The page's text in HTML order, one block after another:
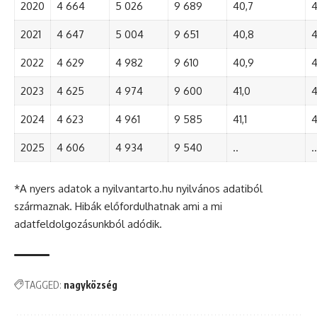
2020 4 664 5 026 9 689 40,7
2021 4 647 5 004 9 651 40,8
2022 4 629 4 982 9 610 40,9
2023 4 625 4 974 9 600 41,0
2024 4 623 4 961 9 585 41,1
2025 4 606 4 934 9 540 .. ..
*A nyers adatok a nyilvantarto.hu nyilvános adatiból
származnak. Hibák előfordulhatnak ami a mi
adatfeldolgozásunkból adódik.
TAGGED: nagyközség